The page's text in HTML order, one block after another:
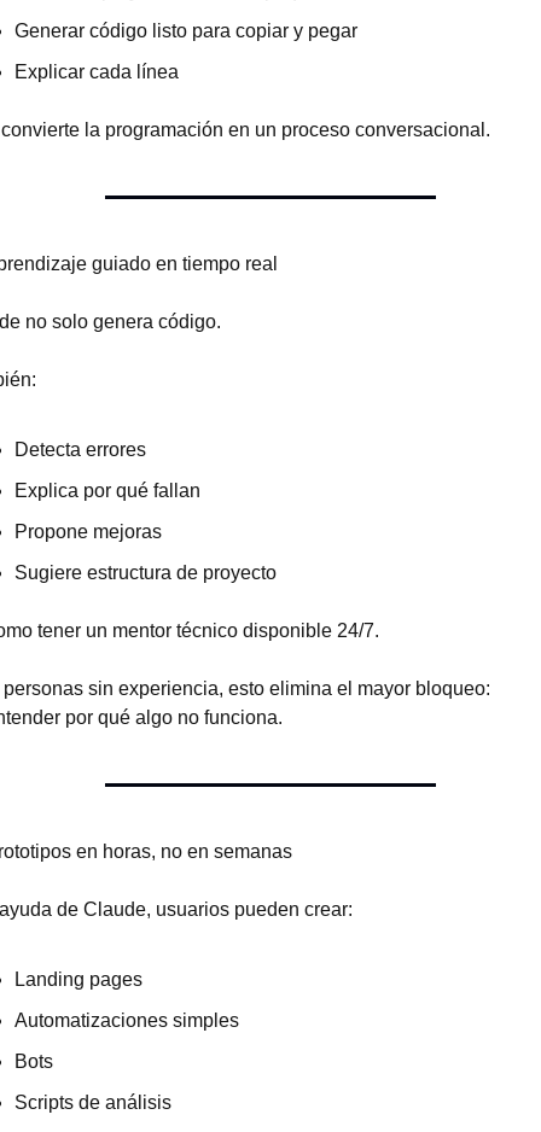
Generar código listo para copiar y pegar
Explicar cada línea
la programación en un proceso conversacional.
guiado en tiempo real
no solo genera código.
Detecta errores
Explica por qué fallan
Propone mejoras
Sugiere estructura de proyecto
tener un mentor técnico disponible 24/7.
sin experiencia, esto elimina el mayor bloqueo:
por qué algo no funciona.
en horas, no en semanas
de Claude, usuarios pueden crear:
Landing pages
Automatizaciones simples
Bots
Scripts de análisis